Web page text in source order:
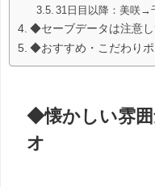
31日目以降：美咲→
◆セーブデータは注意し
◆おすすめ・こだわりポ
◆懐かしい雰囲
オ